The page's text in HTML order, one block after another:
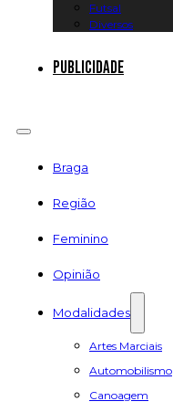
Futsal
Diversos
Publicidade
Braga
Região
Feminino
Opinião
Modalidades
Artes Marciais
Automobilismo
Canoagem